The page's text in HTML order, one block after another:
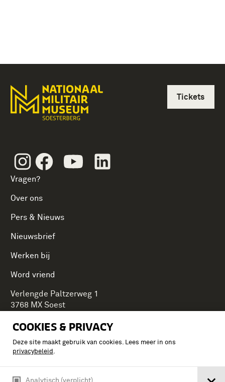
COOKIES & PRIVACY
Deze site maakt gebruik van cookies. Lees meer in ons
privacybeleid .
Analytisch (verplicht)
InstagramFacebookYoutube
Vragen?
Over ons
Pers & Nieuws
Nieuwsbrief
Werken bij
Word vriend
Tickets
Verlengde Paltzerweg 1
3768 MX Soest
Onderdeel van Stichting Koninklijke Defensiemusea,